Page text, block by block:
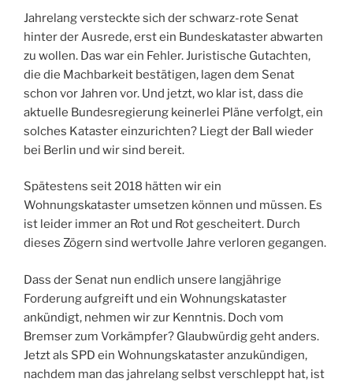
Jahrelang versteckte sich der schwarz-rote Senat
hinter der Ausrede, erst ein Bundeskataster abwarten
zu wollen. Das war ein Fehler. Juristische Gutachten,
die die Machbarkeit bestätigen, lagen dem Senat
schon vor Jahren vor. Und jetzt, wo klar ist, dass die
aktuelle Bundesregierung keinerlei Pläne verfolgt, ein
solches Kataster einzurichten? Liegt der Ball wieder
bei Berlin und wir sind bereit.
Spätestens seit 2018 hätten wir ein
Wohnungskataster umsetzen können und müssen. Es
ist leider immer an Rot und Rot gescheitert. Durch
dieses Zögern sind wertvolle Jahre verloren gegangen.
Dass der Senat nun endlich unsere langjährige
Forderung aufgreift und ein Wohnungskataster
ankündigt, nehmen wir zur Kenntnis. Doch vom
Bremser zum Vorkämpfer? Glaubwürdig geht anders.
Jetzt als SPD ein Wohnungskataster anzukündigen,
nachdem man das jahrelang selbst verschleppt hat, ist